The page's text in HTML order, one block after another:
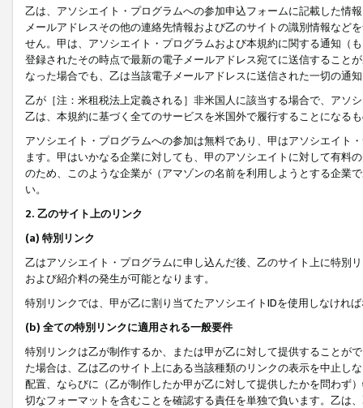
乙は、アソシエイト・プログラムへの参加申込フォームに記載した情
メールアドレスその他の連絡先情報および乙のサイトの識別情報など
せん。甲は、アソシエイト・プログラムおよび本規約に関する通知（
登録されたその時点で最新の電子メールアドレス宛てに送信すること
なった場合でも、乙は当該電子メールアドレスに送信された一切の通
乙が［注：米租税法上定義される］非米国人に該当する場合で、アソ
乙は、本規約に基づく全てのサービスを米国外で履行することになる
アソシエイト・プログラムへの参加は無料であり、甲はアソシエイト
ます。甲はいかなる企業に対しても、甲のアソシエイトに対して有料
のため、このような企業が（アマゾンの名前を利用しようとする企業
い。
2. 乙のサイト上のリンク
(a) 特別リンク
乙はアソシエイト・プログラムに申し込んだ後、乙のサイト上に特別
および紹介料の発生が可能となります。
特別リンクでは、甲が乙に割り当てたアソシエイトIDを使用しなけれ
(b) 全ての特別リンクに適用される一般要件
特別リンクは乙が制作するか、または甲が乙に対して提供することが
た場合は、乙は乙のサイト上にある当該種類のリンクの表示を中止し
配置、ならびに（乙が制作したか甲が乙に対して提供したかを問わず
切なフォーマットを含むことを確認する責任を単独で負います。乙は